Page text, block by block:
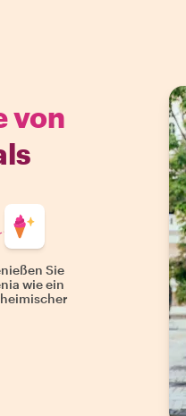
von
Sie
wie ein